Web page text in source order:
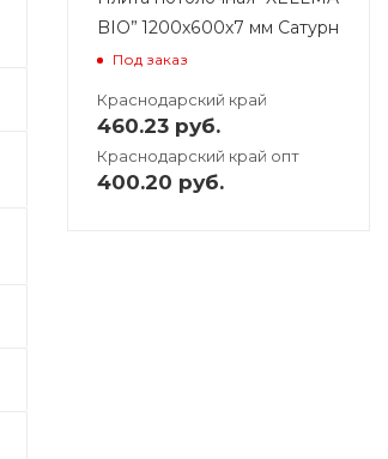
BIO” 1200х600х7 мм Сатурн
Под заказ
Краснодарский край
460.23 руб.
Краснодарский край опт
400.20 руб.